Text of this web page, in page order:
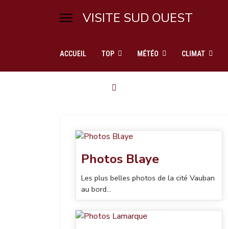
VISITE SUD OUEST
ACCUEIL TOP MÉTÉO CLIMAT
Photos Blaye
Les plus belles photos de la cité Vauban
au bord...